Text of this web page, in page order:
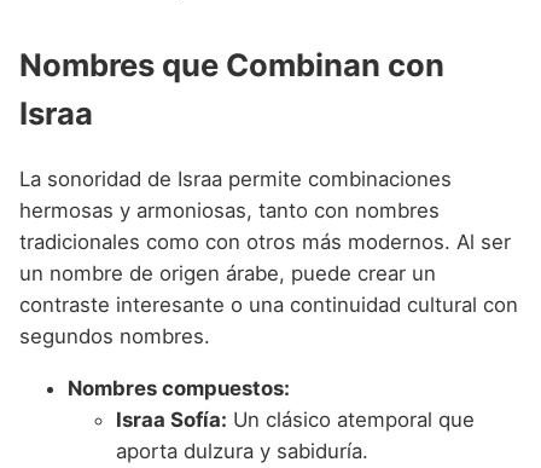
Nombres que Combinan con
Israa
La sonoridad de Israa permite combinaciones
hermosas y armoniosas, tanto con nombres
tradicionales como con otros más modernos. Al ser
un nombre de origen árabe, puede crear un
contraste interesante o una continuidad cultural con
segundos nombres.
Nombres compuestos:
Israa Sofía: Un clásico atemporal que
aporta dulzura y sabiduría.